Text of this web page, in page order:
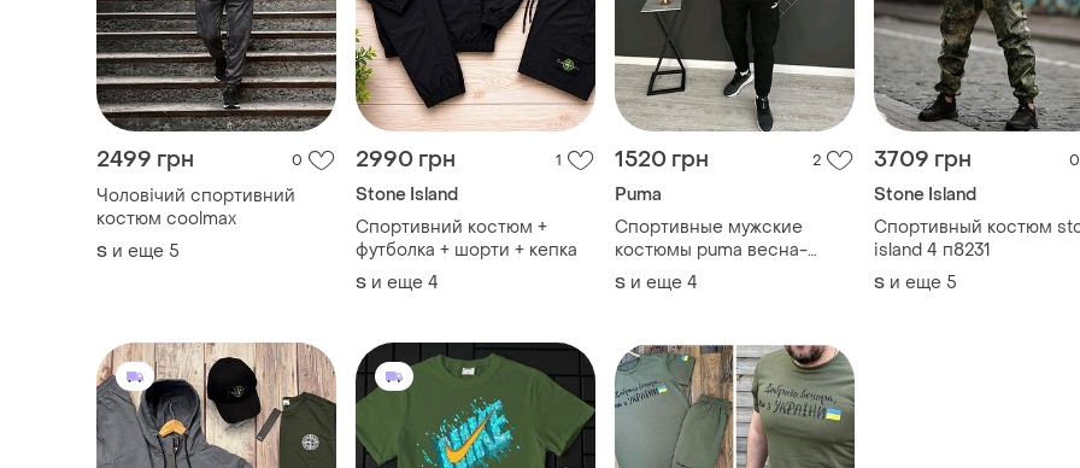
2499 грн 0
Чоловічий спортивний
костюм coolmax
S и еще 5
2990 грн 1
Stone Island
Спортивний костюм +
футболка + шорти + кепка
S и еще 4
1520 грн 2
Puma
Спортивные мужские
костюмы puma весна-
осень!
S и еще 4
3709 грн 0
Stone Island
Спортивный костюм
island 4 п8231
S и еще 5